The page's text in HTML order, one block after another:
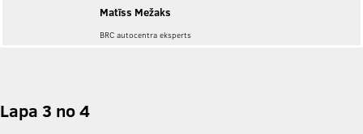
Matīss Mežaks
BRC autocentra eksperts
Lapa 3 no 4